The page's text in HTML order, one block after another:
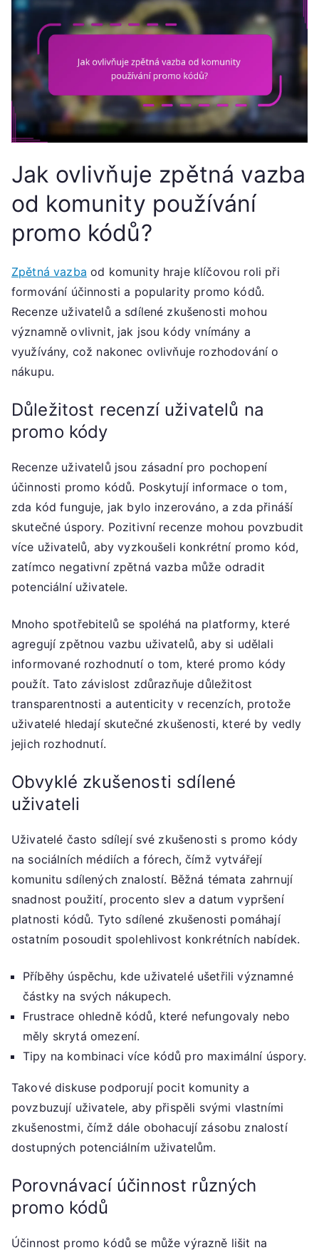
Jak ovlivňuje zpětná vazba
od komunity používání
promo kódů?
Zpětná vazba od komunity hraje klíčovou roli při
formování účinnosti a popularity promo kódů.
Recenze uživatelů a sdílené zkušenosti mohou
významně ovlivnit, jak jsou kódy vnímány a
využívány, což nakonec ovlivňuje rozhodování o
nákupu.
Důležitost recenzí uživatelů na
promo kódy
Recenze uživatelů jsou zásadní pro pochopení
účinnosti promo kódů. Poskytují informace o tom,
zda kód funguje, jak bylo inzerováno, a zda přináší
skutečné úspory. Pozitivní recenze mohou povzbudit
více uživatelů, aby vyzkoušeli konkrétní promo kód,
zatímco negativní zpětná vazba může odradit
potenciální uživatele.
Mnoho spotřebitelů se spoléhá na platformy, které
agregují zpětnou vazbu uživatelů, aby si udělali
informované rozhodnutí o tom, které promo kódy
použít. Tato závislost zdůrazňuje důležitost
transparentnosti a autenticity v recenzích, protože
uživatelé hledají skutečné zkušenosti, které by vedly
jejich rozhodnutí.
Obvyklé zkušenosti sdílené
uživateli
Uživatelé často sdílejí své zkušenosti s promo kódy
na sociálních médiích a fórech, čímž vytvářejí
komunitu sdílených znalostí. Běžná témata zahrnují
snadnost použití, procento slev a datum vypršení
platnosti kódů. Tyto sdílené zkušenosti pomáhají
ostatním posoudit spolehlivost konkrétních nabídek.
Příběhy úspěchu, kde uživatelé ušetřili významné
částky na svých nákupech.
Frustrace ohledně kódů, které nefungovaly nebo
měly skrytá omezení.
Tipy na kombinaci více kódů pro maximální úspory.
Takové diskuse podporují pocit komunity a
povzbuzují uživatele, aby přispěli svými vlastními
zkušenostmi, čímž dále obohacují zásobu znalostí
dostupných potenciálním uživatelům.
Porovnávací účinnost různých
promo kódů
Účinnost promo kódů se může výrazně lišit na